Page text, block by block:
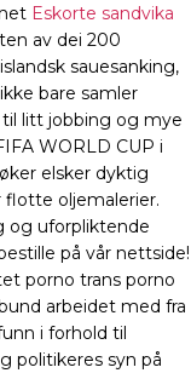
Eskorte sandvika
av dei 200
sauesanking,
bare samler
litt jobbing og mye
WORLD CUP i
elsker dyktig
flotte oljemalerier.
og uforpliktende
på vår nettside!
porno trans porno
arbeidet med fra
i forhold til
politikeres syn på